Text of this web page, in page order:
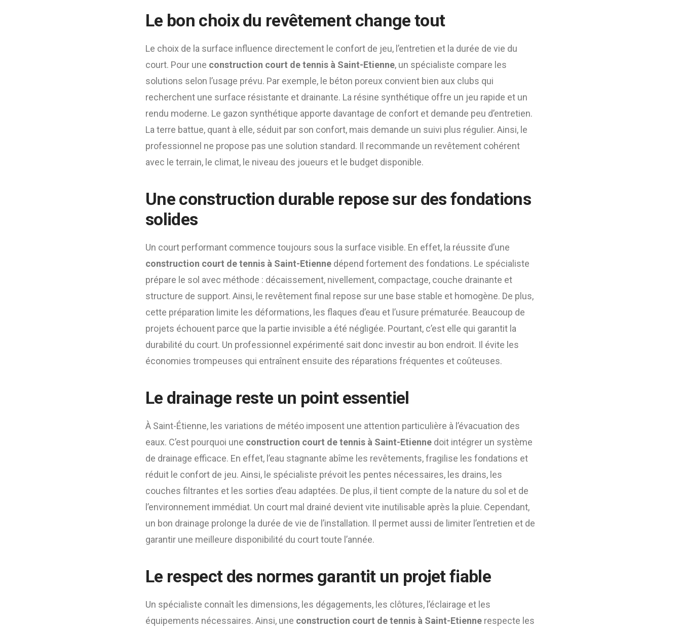
Le bon choix du revêtement change tout
Le choix de la surface influence directement le confort de jeu, l’entretien et la durée de vie du
court. Pour une construction court de tennis à Saint-Etienne, un spécialiste compare les
solutions selon l’usage prévu. Par exemple, le béton poreux convient bien aux clubs qui
recherchent une surface résistante et drainante. La résine synthétique offre un jeu rapide et un
rendu moderne. Le gazon synthétique apporte davantage de confort et demande peu d’entretien.
La terre battue, quant à elle, séduit par son confort, mais demande un suivi plus régulier. Ainsi, le
professionnel ne propose pas une solution standard. Il recommande un revêtement cohérent
avec le terrain, le climat, le niveau des joueurs et le budget disponible.
Une construction durable repose sur des fondations
solides
Un court performant commence toujours sous la surface visible. En effet, la réussite d’une
construction court de tennis à Saint-Etienne dépend fortement des fondations. Le spécialiste
prépare le sol avec méthode : décaissement, nivellement, compactage, couche drainante et
structure de support. Ainsi, le revêtement final repose sur une base stable et homogène. De plus,
cette préparation limite les déformations, les flaques d’eau et l’usure prématurée. Beaucoup de
projets échouent parce que la partie invisible a été négligée. Pourtant, c’est elle qui garantit la
durabilité du court. Un professionnel expérimenté sait donc investir au bon endroit. Il évite les
économies trompeuses qui entraînent ensuite des réparations fréquentes et coûteuses.
Le drainage reste un point essentiel
À Saint-Étienne, les variations de météo imposent une attention particulière à l’évacuation des
eaux. C’est pourquoi une construction court de tennis à Saint-Etienne doit intégrer un système
de drainage efficace. En effet, l’eau stagnante abîme les revêtements, fragilise les fondations et
réduit le confort de jeu. Ainsi, le spécialiste prévoit les pentes nécessaires, les drains, les
couches filtrantes et les sorties d’eau adaptées. De plus, il tient compte de la nature du sol et de
l’environnement immédiat. Un court mal drainé devient vite inutilisable après la pluie. Cependant,
un bon drainage prolonge la durée de vie de l’installation. Il permet aussi de limiter l’entretien et de
garantir une meilleure disponibilité du court toute l’année.
Le respect des normes garantit un projet fiable
Un spécialiste connaît les dimensions, les dégagements, les clôtures, l’éclairage et les
équipements nécessaires. Ainsi, une construction court de tennis à Saint-Etienne respecte les